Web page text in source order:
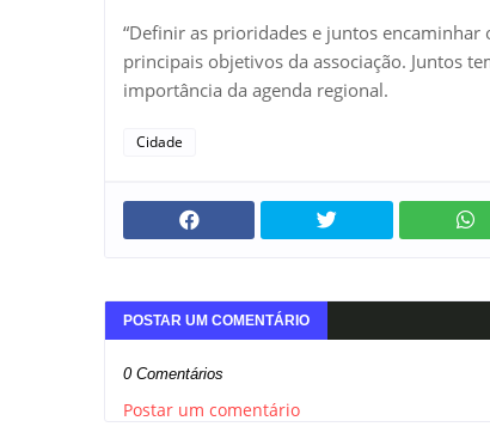
“Definir as prioridades e juntos encaminhar
principais objetivos da associação. Juntos
importância da agenda regional.
Cidade
POSTAR UM COMENTÁRIO
0 Comentários
Postar um comentário